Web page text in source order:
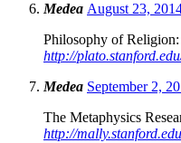
Medea August 23,
Philosophy of Religion:
http://
Medea September 2,
The Metaphysics
http://